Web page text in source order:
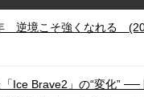
逆境こそ強くなれる
Ice Brave2」の“変化”